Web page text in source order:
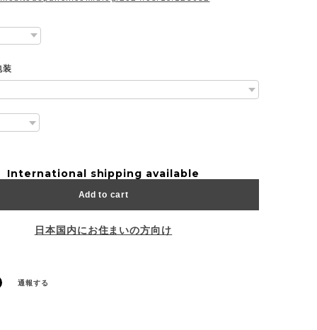
装
International shipping available
Add to cart
日本国内にお住まいの方向け
通報する